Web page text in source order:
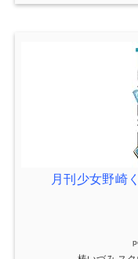
月刊少女野崎